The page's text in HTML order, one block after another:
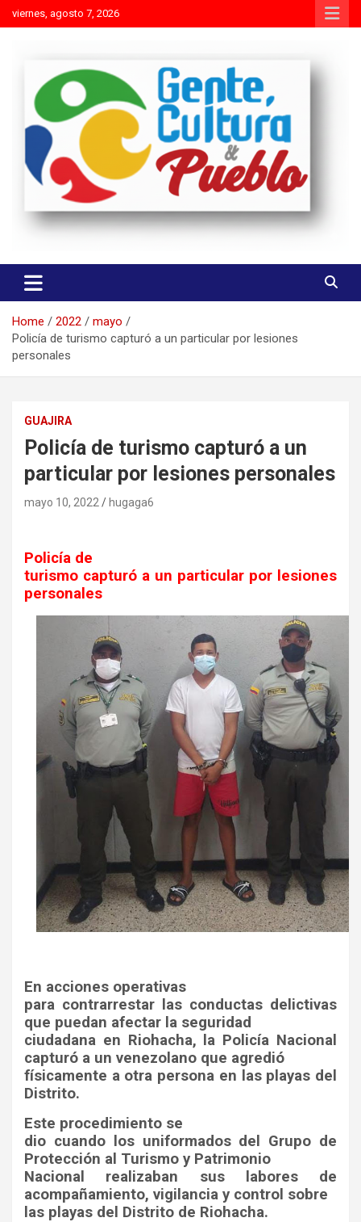
Skip
to
viernes, agosto 7, 2026
Gente Cultura y Pueblo
Home 2022
mayo
Policía de turismo capturó a un particular por lesiones
personales
GUAJIRA
Policía de turismo capturó a un
particular por lesiones personales
mayo 10, 2022 hugaga6
Policía de
turismo capturó a un particular por lesiones
personales
En acciones operativas
para contrarrestar las conductas delictivas
que puedan afectar la seguridad
ciudadana en Riohacha, la Policía Nacional
capturó a un venezolano que agredió
físicamente a otra persona en las playas del
Distrito.
Este procedimiento se
dio cuando los uniformados del Grupo de
Protección al Turismo y Patrimonio
Nacional realizaban sus labores de
acompañamiento, vigilancia y control sobre
las playas del Distrito de Riohacha.